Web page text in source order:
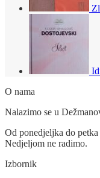
O nama
Nalazimo se u
Od ponedjeljka do
Nedjeljom ne radimo.
Izbornik